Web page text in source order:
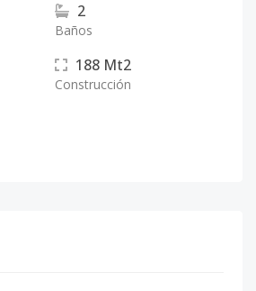
2
Baños
188 Mt2
Construcción